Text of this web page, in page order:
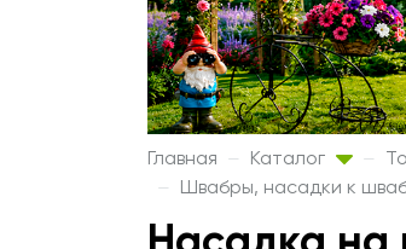
Главная Каталог
Швабры, насадки к